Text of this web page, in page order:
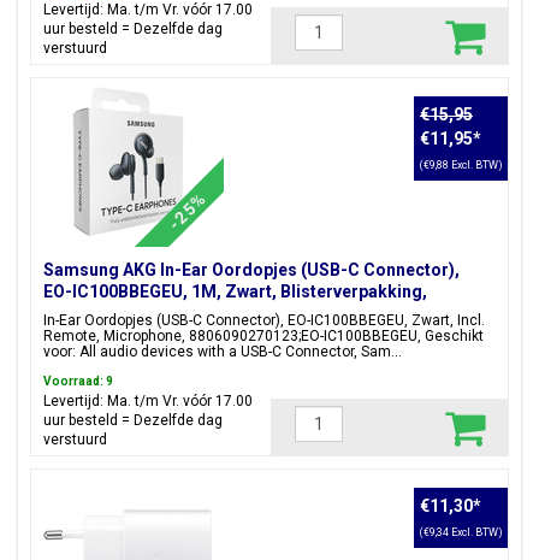
Levertijd: Ma. t/m Vr. vóór 17.00
uur besteld = Dezelfde dag
verstuurd
-25%
Samsung AKG In-Ear Oordopjes (USB-C Connector),
EO-IC100BBEGEU, 1M, Zwart, Blisterverpakking,
8806090270123;EO-IC100BBEGEU
In-Ear Oordopjes (USB-C Connector), EO-IC100BBEGEU, Zwart, Incl.
Remote, Microphone, 8806090270123;EO-IC100BBEGEU, Geschikt
voor: All audio devices with a USB-C Connector, Sam...
€15,95
€11,95*
(€9,88 Excl. BTW)
Voorraad: 9
Levertijd: Ma. t/m Vr. vóór 17.00
uur besteld = Dezelfde dag
verstuurd
€11,30*
(€9,34 Excl. BTW)